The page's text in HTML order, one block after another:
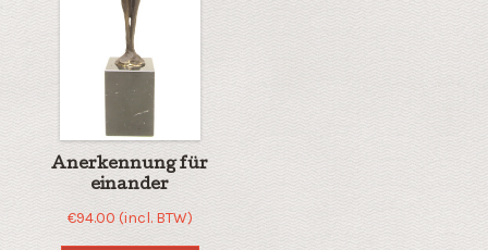
Anerkennung für
einander
€94.00 (incl. BTW)